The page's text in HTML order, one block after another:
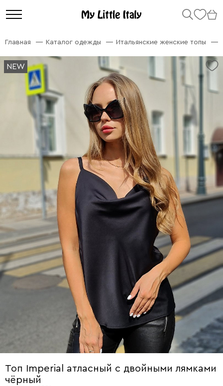
Главная Каталог одежды Итальянские женские топы
NEW
NEW
Топ Imperial атласный с двойными лямками
чёрный